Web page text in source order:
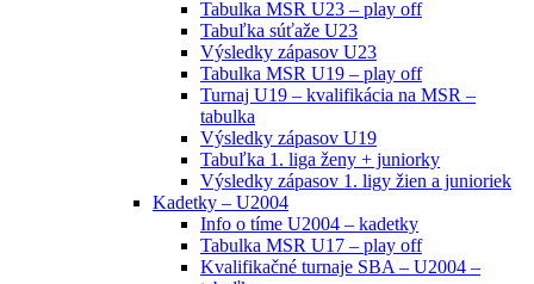
Tabulka MSR U23 – play off
Tabuľka súťaže U23
Výsledky zápasov U23
Tabulka MSR U19 – play off
Turnaj U19 – kvalifikácia na MSR –
tabulka
Výsledky zápasov U19
Tabuľka 1. liga ženy + juniorky
Výsledky zápasov 1. ligy žien a junioriek
Kadetky – U2004
Info o tíme U2004 – kadetky
Tabulka MSR U17 – play off
Kvalifikačné turnaje SBA – U2004 –